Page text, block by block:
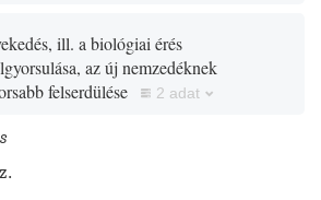
ill. a biológiai érés
az új nemzedéknek
felserdülése 2 adat